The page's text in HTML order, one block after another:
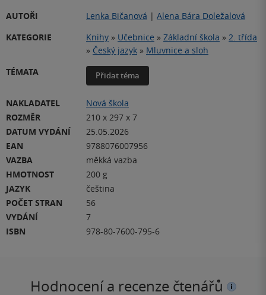
AUTOŘI Lenka Bičanová | Alena Bára Doležalová
KATEGORIE
Knihy » Učebnice » Základní škola » 2. třída
» Český jazyk » Mluvnice a sloh
TÉMATA
Přidat téma
NAKLADATEL
Nová škola
ROZMĚR
210 x 297 x 7
DATUM VYDÁNÍ
25.05.2026
EAN
9788076007956
VAZBA
měkká vazba
HMOTNOST
200 g
JAZYK
čeština
POČET STRAN
56
VYDÁNÍ
7
ISBN
978-80-7600-795-6
Hodnocení a recenze čtenářů